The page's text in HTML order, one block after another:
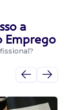
a
Emprego